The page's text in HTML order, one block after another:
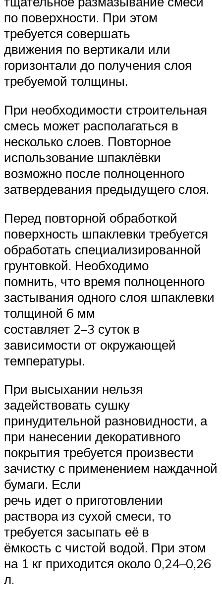
по поверхности. При этом
требуется совершать
движения по вертикали или
горизонтали до получения слоя
требуемой толщины.
При необходимости строительная
смесь может располагаться в
несколько слоев. Повторное
использование шпаклёвки
возможно после полноценного
затвердевания предыдущего слоя.
Перед повторной обработкой
поверхность шпаклевки требуется
обработать специализированной
грунтовкой. Необходимо
помнить, что время полноценного
застывания одного слоя шпаклевки
толщиной 6 мм
составляет 2–3 суток в
зависимости от окружающей
температуры.
При высыхании нельзя
задействовать сушку
принудительной разновидности, а
при нанесении декоративного
покрытия требуется произвести
зачистку с применением наждачной
бумаги. Если
речь идет о приготовлении
раствора из сухой смеси, то
требуется засыпать её в
ёмкость с чистой водой. При этом
на 1 кг приходится около 0,24–0,26
л.